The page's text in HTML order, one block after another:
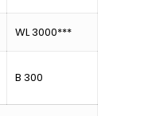
WL 3000***
B 300